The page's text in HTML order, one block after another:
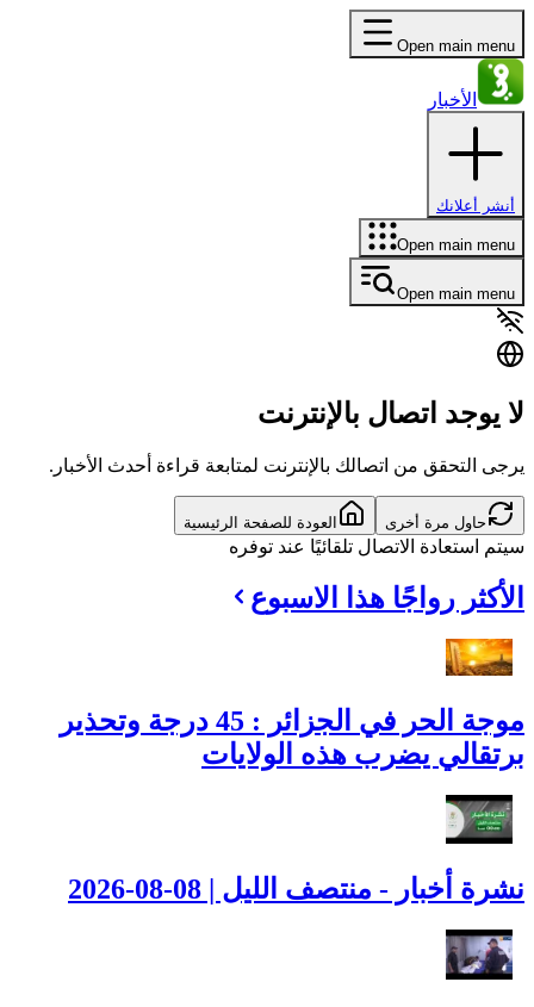
Open main menu
الأخبار
أنشر أعلانك
Open main menu
Open main menu
لا يوجد اتصال بالإنترنت
يرجى التحقق من اتصالك بالإنترنت لمتابعة قراءة أحدث الأخبار.
حاول مرة أخرى العودة للصفحة الرئيسية
سيتم استعادة الاتصال تلقائيًا عند توفره
الأكثر رواجًا هذا الاسبوع
موجة الحر في الجزائر : 45 درجة وتحذير
برتقالي يضرب هذه الولايات
نشرة أخبار - منتصف الليل | 08-08-2026